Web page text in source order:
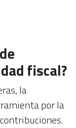
fiscal?
la
por la